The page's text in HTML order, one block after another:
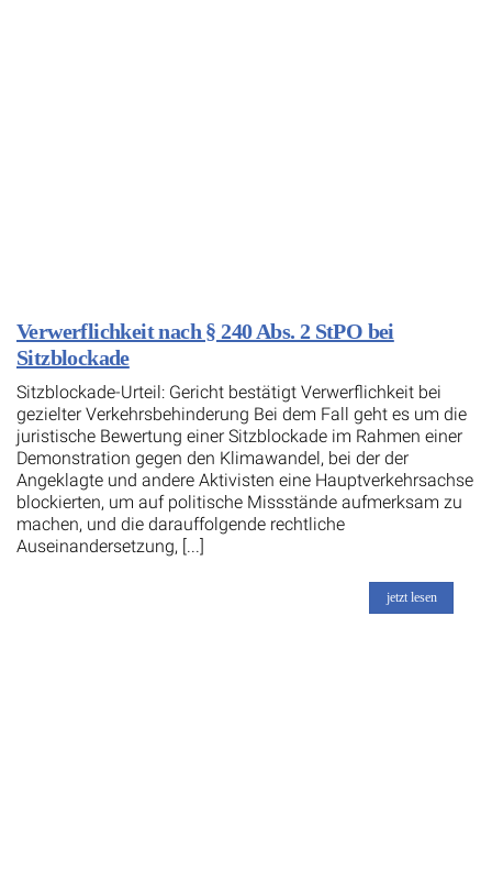
Verwerflichkeit nach § 240 Abs. 2 StPO bei
Sitzblockade
Sitzblockade-Urteil: Gericht bestätigt Verwerflichkeit bei
gezielter Verkehrsbehinderung Bei dem Fall geht es um die
juristische Bewertung einer Sitzblockade im Rahmen einer
Demonstration gegen den Klimawandel, bei der der
Angeklagte und andere Aktivisten eine Hauptverkehrsachse
blockierten, um auf politische Missstände aufmerksam zu
machen, und die darauffolgende rechtliche
Auseinandersetzung, [...]
jetzt lesen